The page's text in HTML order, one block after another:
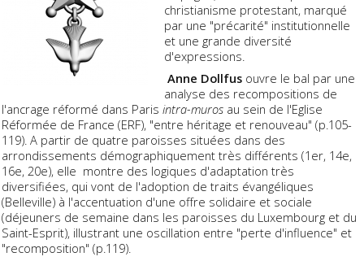
christianisme protestant, marqué
par une "précarité" institutionnelle
et une grande diversité
d'expressions.
Anne Dollfus ouvre le bal par une
analyse des recompositions de
l'ancrage réformé dans Paris intra-muros au sein de l'Eglise
Réformée de France (ERF), "entre héritage et renouveau" (p.105-
119). A partir de quatre paroisses situées dans des
arrondissements démographiquement très différents (1er, 14e,
16e, 20e), elle montre des logiques d'adaptation très
diversifiées, qui vont de l'adoption de traits évangéliques
(Belleville) à l'accentuation d'une offre solidaire et sociale
(déjeuners de semaine dans les paroisses du Luxembourg et du
Saint-Esprit), illustrant une oscillation entre "perte d'influence" et
"recomposition" (p.119).